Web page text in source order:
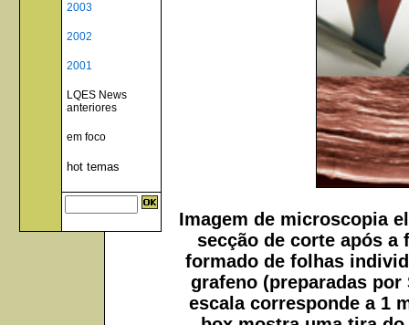
2003
2002
2001
LQES News
anteriores
em foco
hot temas
Imagem de microscopia
secção de corte após a
formado de folhas
grafeno (preparadas por
escala corresponde a 1